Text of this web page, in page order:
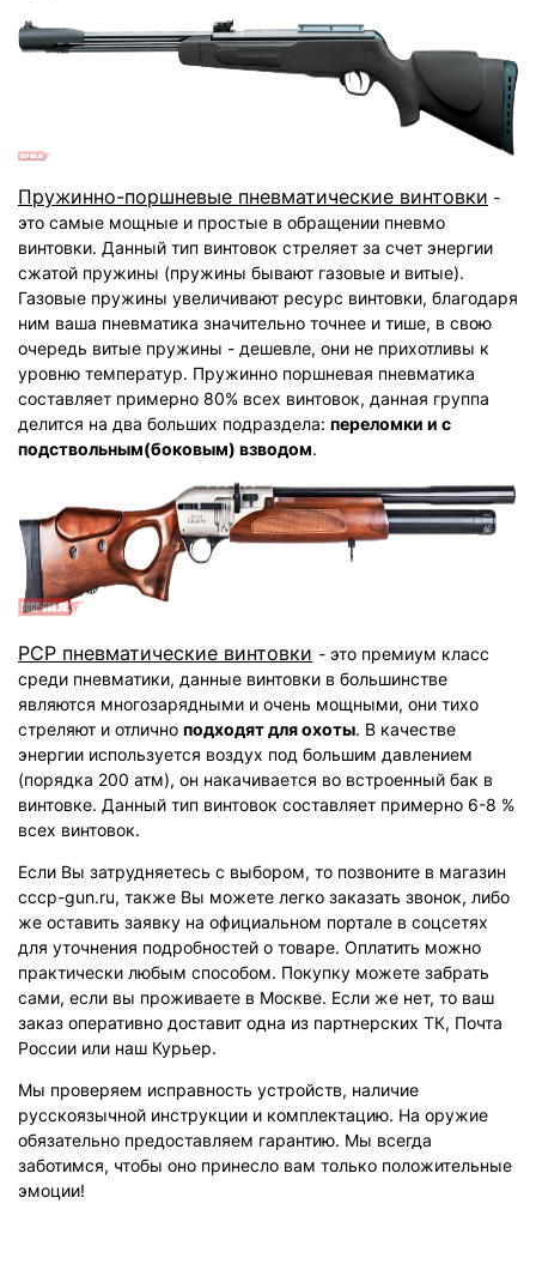
Пружинно-поршневые пневматические винтовки -
это самые мощные и простые в обращении пневмо
винтовки. Данный тип винтовок стреляет за счет энергии
сжатой пружины (пружины бывают газовые и витые).
Газовые пружины увеличивают ресурс винтовки, благодаря
ним ваша пневматика значительно точнее и тише, в свою
очередь витые пружины - дешевле, они не прихотливы к
уровню температур. Пружинно поршневая пневматика
составляет примерно 80% всех винтовок, данная группа
делится на два больших подраздела: переломки и с
подствольным(боковым) взводом.
РСР пневматические винтовки - это премиум класс
среди пневматики, данные винтовки в большинстве
являются многозарядными и очень мощными, они тихо
стреляют и отлично подходят для охоты. В качестве
энергии используется воздух под большим давлением
(порядка 200 атм), он накачивается во встроенный бак в
винтовке. Данный тип винтовок составляет примерно 6-8 %
всех винтовок.
Если Вы затрудняетесь с выбором, то позвоните в магазин
cccp-gun.ru, также Вы можете легко заказать звонок, либо
же оставить заявку на официальном портале в соцсетях
для уточнения подробностей о товаре. Оплатить можно
практически любым способом. Покупку можете забрать
сами, если вы проживаете в Москве. Если же нет, то ваш
заказ оперативно доставит одна из партнерских ТК, Почта
России или наш Курьер.
Мы проверяем исправность устройств, наличие
русскоязычной инструкции и комплектацию. На оружие
обязательно предоставляем гарантию. Мы всегда
заботимся, чтобы оно принесло вам только положительные
эмоции!